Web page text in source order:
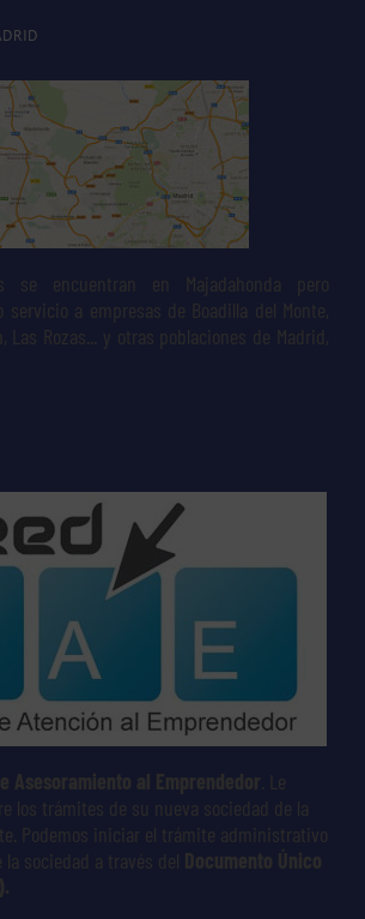
se encuentran en Majadahonda pero
a empresas de Boadilla del Monte,
Las Rozas... y otras poblaciones de Madrid,
Asesoramiento al Emprendedor . Le
los trámites de su nueva sociedad de la
Podemos iniciar el trámite administrativo
sociedad a través del Documento Único